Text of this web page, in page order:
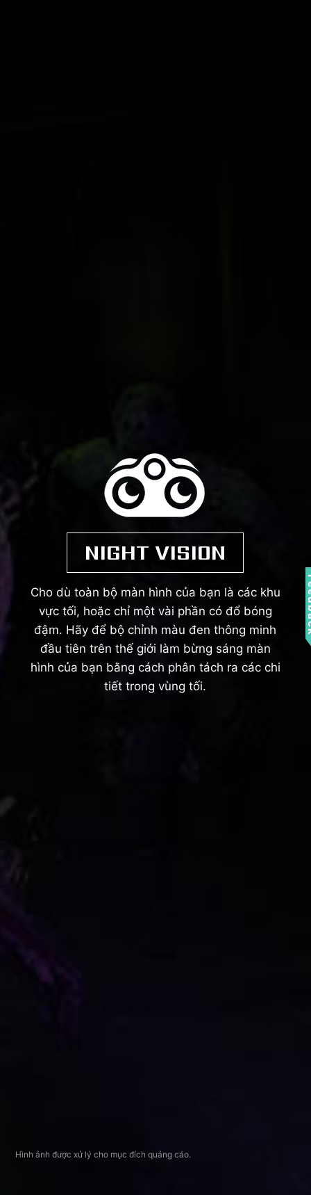
NIGHT VISION
Cho dù toàn bộ màn hình của bạn là các khu
vực tối, hoặc chỉ một vài phần có đổ bóng
đậm. Hãy để bộ chỉnh màu đen thông minh
đầu tiên trên thế giới làm bừng sáng màn
hình của bạn bằng cách phân tách ra các chi
tiết trong vùng tối.
Hình ảnh được xử lý cho mục đích quảng cáo.